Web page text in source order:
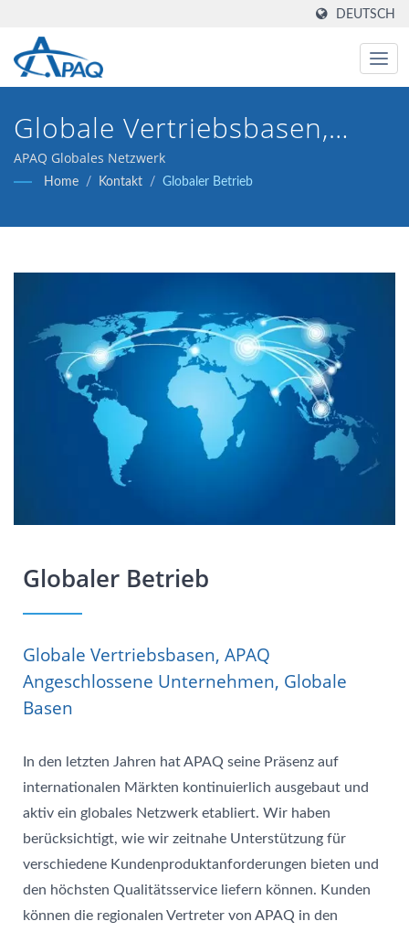
DEUTSCH
Globale Vertriebsbasen,
APAQ Angeschlossene
Basen
APAQ Globales Netzwerk
Home / Kontakt / Globaler Betrieb
Globaler Betrieb
Globale Vertriebsbasen, APAQ
Angeschlossene Unternehmen, Globale
Basen
In den letzten Jahren hat APAQ seine Präsenz auf
internationalen Märkten kontinuierlich ausgebaut und
aktiv ein globales Netzwerk etabliert. Wir haben
berücksichtigt, wie wir zeitnahe Unterstützung für
verschiedene Kundenproduktanforderungen bieten und
den höchsten Qualitätsservice liefern können. Kunden
können die regionalen Vertreter von APAQ in den